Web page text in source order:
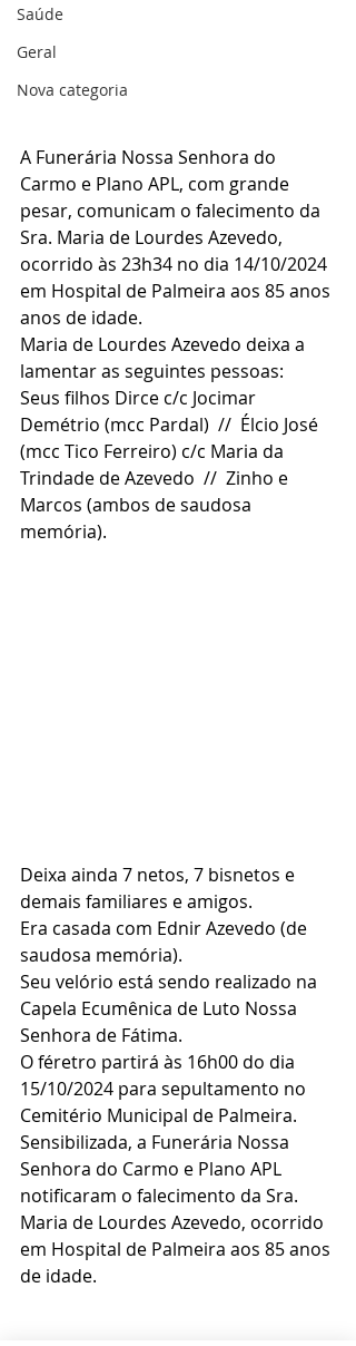
Saúde
Geral
Nova categoria
A Funerária Nossa Senhora do
Carmo e Plano APL, com grande
pesar, comunicam o falecimento da
Sra. Maria de Lourdes Azevedo,
ocorrido às 23h34 no dia 14/10/2024
em Hospital de Palmeira aos 85 anos
anos de idade.
Maria de Lourdes Azevedo deixa a
lamentar as seguintes pessoas:
Seus filhos Dirce c/c Jocimar
Demétrio (mcc Pardal)  //  Élcio José
(mcc Tico Ferreiro) c/c Maria da
Trindade de Azevedo  //  Zinho e
Marcos (ambos de saudosa
memória).
Deixa ainda 7 netos, 7 bisnetos e
demais familiares e amigos.
Era casada com Ednir Azevedo (de
saudosa memória).
Seu velório está sendo realizado na
Capela Ecumênica de Luto Nossa
Senhora de Fátima.
O féretro partirá às 16h00 do dia
15/10/2024 para sepultamento no
Cemitério Municipal de Palmeira.
Sensibilizada, a Funerária Nossa
Senhora do Carmo e Plano APL
notificaram o falecimento da Sra.
Maria de Lourdes Azevedo, ocorrido
em Hospital de Palmeira aos 85 anos
de idade.